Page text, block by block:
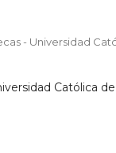
- Universidad
Católica